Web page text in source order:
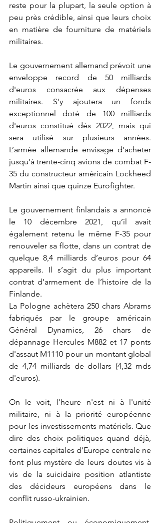
reste pour la plupart, la seule option à
peu près crédible, ainsi que leurs choix
en matière de fourniture de matériels
militaires.
Le gouvernement allemand prévoit une
enveloppe record de 50 milliards
d'euros consacrée aux dépenses
militaires. S'y ajoutera un fonds
exceptionnel doté de 100 milliards
d'euros constitué dès 2022, mais qui
sera utilisé sur plusieurs années.
L’armée allemande envisage d’acheter
jusqu’à trente-cinq avions de combat F-
35 du constructeur américain Lockheed
Martin ainsi que quinze Eurofighter.
Le gouvernement finlandais a annoncé
le 10 décembre 2021, qu’il avait
également retenu le même F-35 pour
renouveler sa flotte, dans un contrat de
quelque 8,4 milliards d’euros pour 64
appareils. Il s’agit du plus important
contrat d’armement de l’histoire de la
Finlande.
La Pologne achètera 250 chars Abrams
fabriqués par le groupe américain
Général Dynamics, 26 chars de
dépannage Hercules M882 et 17 ponts
d'assaut M1110 pour un montant global
de 4,74 milliards de dollars (4,32 mds
d'euros).
On le voit, l'heure n'est ni à l'unité
militaire, ni à la priorité européenne
pour les investissements matériels. Que
dire des choix politiques quand déjà,
certaines capitales d'Europe centrale ne
font plus mystère de leurs doutes vis à
vis de la suicidaire position atlantiste
des décideurs européens dans le
conflit russo-ukrainien.